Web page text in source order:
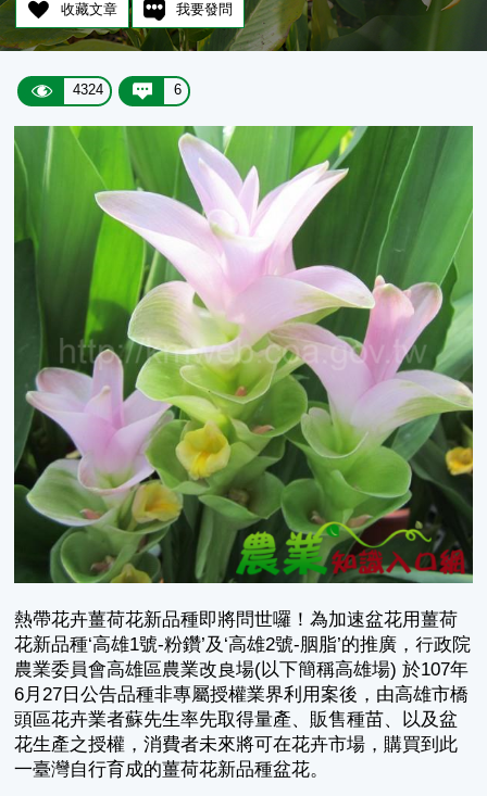
收藏文章 我要發問
4324 6
熱帶花卉薑荷花新品種即將問世囉！為加速盆花用薑荷
花新品種‘高雄1號-粉鑽’及‘高雄2號-胭脂’的推廣，行政院
農業委員會高雄區農業改良場(以下簡稱高雄場) 於107年
6月27日公告品種非專屬授權業界利用案後，由高雄市橋
頭區花卉業者蘇先生率先取得量產、販售種苗、以及盆
花生產之授權，消費者未來將可在花卉市場，購買到此
一臺灣自行育成的薑荷花新品種盆花。